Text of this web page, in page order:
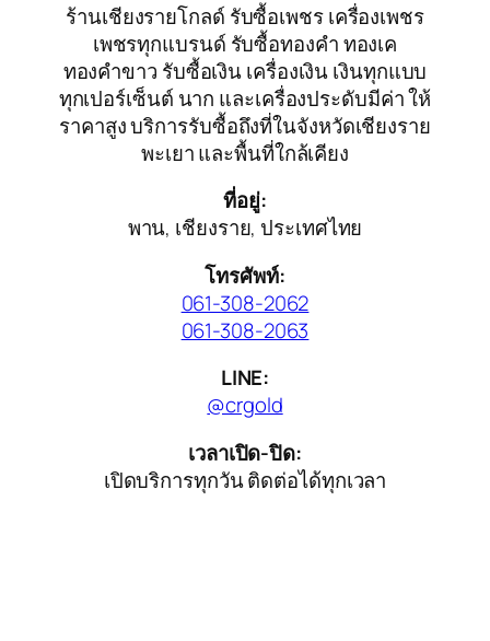
ร้านเชียงรายโกลด์ รับซื้อเพชร เครื่องเพชร
เพชรทุกแบรนด์ รับซื้อทองคำ ทองเค
ทองคำขาว รับซื้อเงิน เครื่องเงิน เงินทุกแบบ
ทุกเปอร์เซ็นต์ นาก และเครื่องประดับมีค่า ให้
ราคาสูง บริการรับซื้อถึงที่ในจังหวัดเชียงราย
พะเยา และพื้นที่ใกล้เคียง
ที่อยู่:
พาน, เชียงราย, ประเทศไทย
โทรศัพท์:
061-308-2062
061-308-2063
LINE:
@crgold
เวลาเปิด-ปิด:
เปิดบริการทุกวัน ติดต่อได้ทุกเวลา